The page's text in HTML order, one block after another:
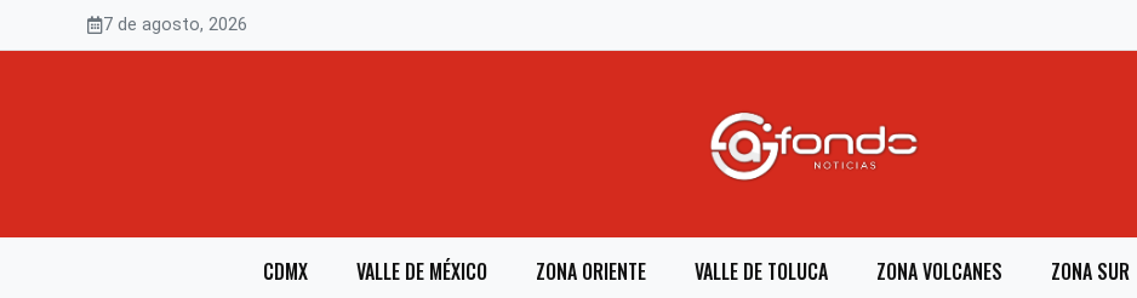
7 de agosto, 2026
CDMX VALLE DE MÉXICO ZONA ORIENTE VALLE DE TOLUCA ZONA VOLCANES ZONA SUR